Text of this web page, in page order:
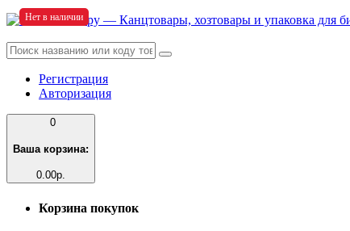
Регистрация
Авторизация
0
Ваша корзина:
0.00р.
Корзина покупок
Нет в наличии